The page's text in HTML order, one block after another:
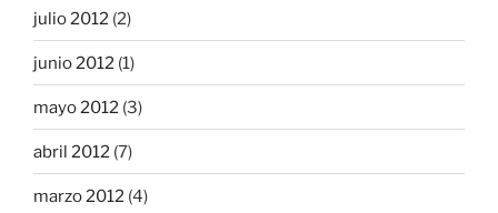
julio 2012 (2)
junio 2012 (1)
mayo 2012 (3)
abril 2012 (7)
marzo 2012 (4)